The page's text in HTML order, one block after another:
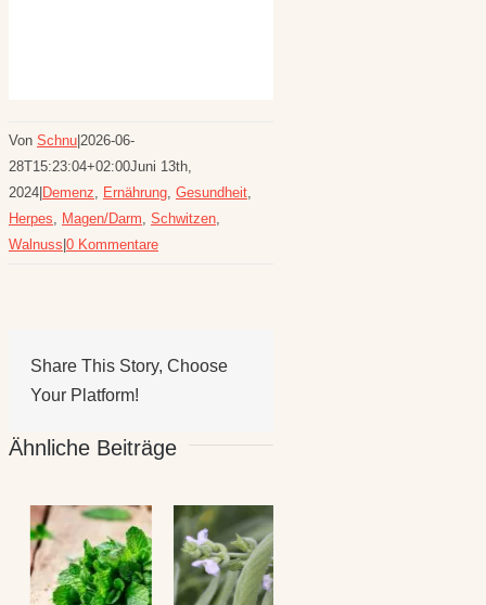
Von Schnu 2026-06-
28T15:23:04+02:00Juni 13th,
2024 Demenz, Ernährung, Gesundheit,
Herpes, Magen/Darm, Schwitzen,
Walnuss 0 Kommentare
Share This Story, Choose
Your Platform!
Ähnliche Beiträge